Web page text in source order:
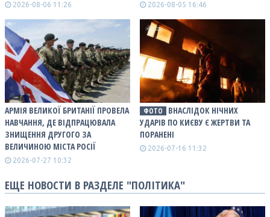
2026-08-06 11:26 2026-08-05 16:46
АРМІЯ ВЕЛИКОЇ БРИТАНІЇ ПРОВЕЛА
НАВЧАННЯ, ДЕ ВІДПРАЦЮВАЛА
ЗНИЩЕННЯ ДРУГОГО ЗА
ВЕЛИЧИНОЮ МІСТА РОСІЇ
2026-07-27 10:32
ФОТО
ВНАСЛІДОК НІЧНИХ
УДАРІВ ПО КИЄВУ Є ЖЕРТВИ ТА
ПОРАНЕНІ
2026-07-16 11:32
ЕЩЕ НОВОСТИ В РАЗДЕЛЕ "ПОЛІТИКА"